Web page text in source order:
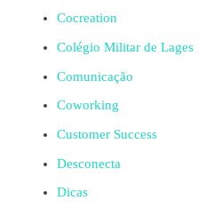
Cocreation
Colégio Militar de Lages
Comunicação
Coworking
Customer Success
Desconecta
Dicas